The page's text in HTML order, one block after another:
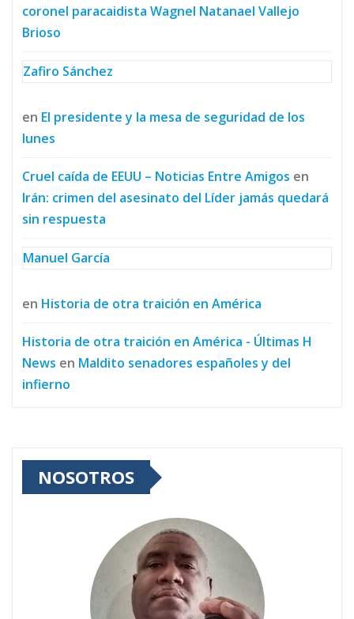
coronel paracaidista Wagnel Natanael Vallejo
Brioso
Zafiro Sánchez
en El presidente y la mesa de seguridad de los
lunes
Cruel caída de EEUU – Noticias Entre Amigos en
Irán: crimen del asesinato del Líder jamás quedará
sin respuesta
Manuel García
en Historia de otra traición en América
Historia de otra traición en América - Últimas H
News en Maldito senadores españoles y del
infierno
NOSOTROS